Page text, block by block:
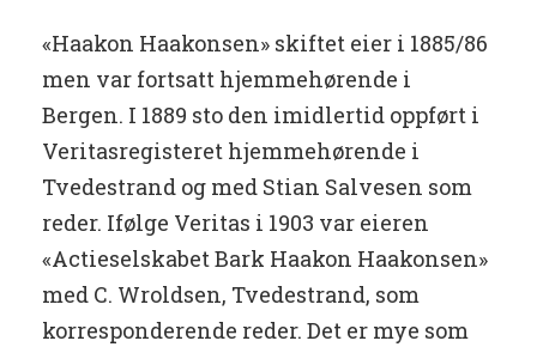
«Haakon Haakonsen» skiftet eier i 1885/86
men var fortsatt hjemmehørende i
Bergen. I 1889 sto den imidlertid oppført i
Veritasregisteret hjemmehørende i
Tvedestrand og med Stian Salvesen som
reder. Ifølge Veritas i 1903 var eieren
«Actieselskabet Bark Haakon Haakonsen»
med C. Wroldsen, Tvedestrand, som
korresponderende reder. Det er mye som